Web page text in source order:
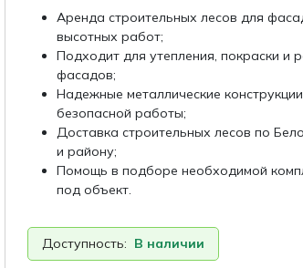
Аренда строительных лесов для
высотных работ;
Подходит для утепления, покраски и
фасадов;
Надежные металлические
безопасной работы;
Доставка строительных лесов по
и району;
Помощь в подборе необходимой
под объект.
Доступность: В наличии